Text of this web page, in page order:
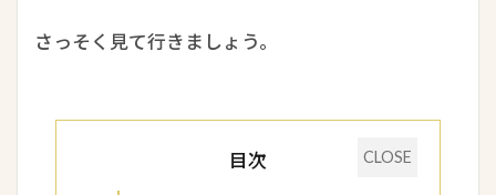
さっそく見て行きましょう。
目次